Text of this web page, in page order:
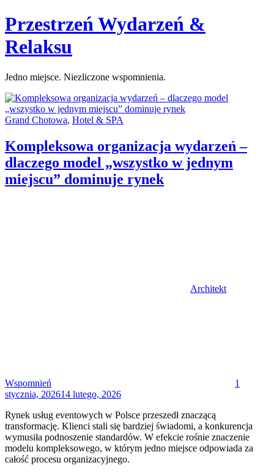
Skip
to
content
Przestrzeń Wydarzeń &
Relaksu
Jedno miejsce. Niezliczone wspomnienia.
Categories:
Grand Chotowa, Hotel & SPA
Kompleksowa organizacja wydarzeń –
dlaczego model „wszystko w jednym
miejscu” dominuje rynek
Architekt
Wspomnień
1
stycznia, 202614 lutego, 2026
Rynek usług eventowych w Polsce przeszedł znaczącą
transformację. Klienci stali się bardziej świadomi, a konkurencja
wymusiła podnoszenie standardów. W efekcie rośnie znaczenie
modelu kompleksowego, w którym jedno miejsce odpowiada za
całość procesu organizacyjnego.